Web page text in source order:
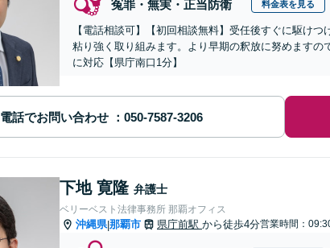
冤罪・無実・正当防衛 料金表を見る
【電話相談可】【初回相談無料】受任後すぐに駆け
粘り強く取り組みます。より早期の釈放に努めます
に対応【県庁南口1分】
電話でお問い合わせ
下地 寛隆 弁護士
ベリーベスト法律事務所 那覇オフィス
沖縄県|那覇市 県庁前駅 から徒歩4分営業時間：